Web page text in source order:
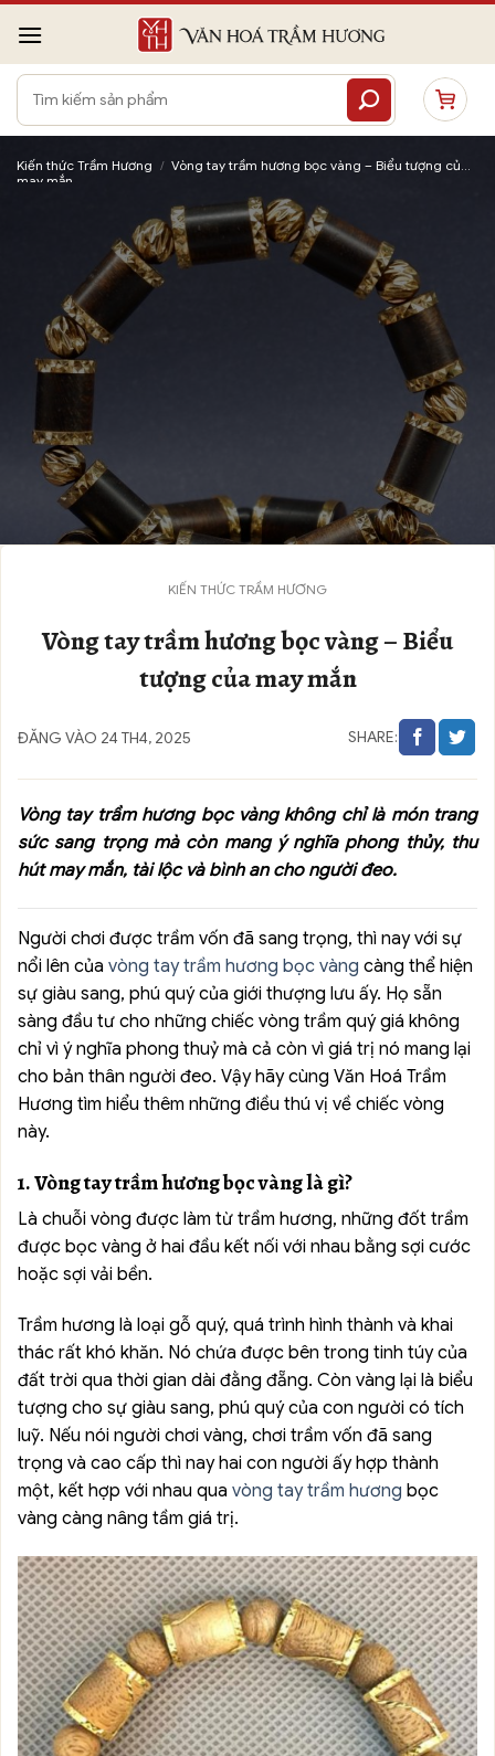
qua
nội
dung
Tìm
Kiến thức Trầm Hương / Vòng tay trầm hương bọc vàng – Biểu tượng của
may mắn
KIẾN THỨC TRẦM HƯƠNG
Vòng tay trầm hương bọc vàng – Biểu
tượng của may mắn
ĐĂNG VÀO 24 TH4, 2025 SHARE:
Vòng tay trầm hương bọc vàng không chỉ là món trang
sức sang trọng mà còn mang ý nghĩa phong thủy, thu
hút may mắn, tài lộc và bình an cho người đeo.
Người chơi được trầm vốn đã sang trọng, thì nay với sự
nổi lên của vòng tay trầm hương bọc vàng càng thể hiện
sự giàu sang, phú quý của giới thượng lưu ấy. Họ sẵn
sàng đầu tư cho những chiếc vòng trầm quý giá không
chỉ vì ý nghĩa phong thuỷ mà cả còn vì giá trị nó mang lại
cho bản thân người đeo. Vậy hãy cùng Văn Hoá Trầm
Hương tìm hiểu thêm những điều thú vị về chiếc vòng
này.
1. Vòng tay trầm hương bọc vàng là gì?
Là chuỗi vòng được làm từ trầm hương, những đốt trầm
được bọc vàng ở hai đầu kết nối với nhau bằng sợi cước
hoặc sợi vải bền.
Trầm hương là loại gỗ quý, quá trình hình thành và khai
thác rất khó khăn. Nó chứa được bên trong tinh túy của
đất trời qua thời gian dài đằng đẵng. Còn vàng lại là biểu
tượng cho sự giàu sang, phú quý của con người có tích
luỹ. Nếu nói người chơi vàng, chơi trầm vốn đã sang
trọng và cao cấp thì nay hai con người ấy hợp thành
một, kết hợp với nhau qua vòng tay trầm hương bọc
vàng càng nâng tầm giá trị.